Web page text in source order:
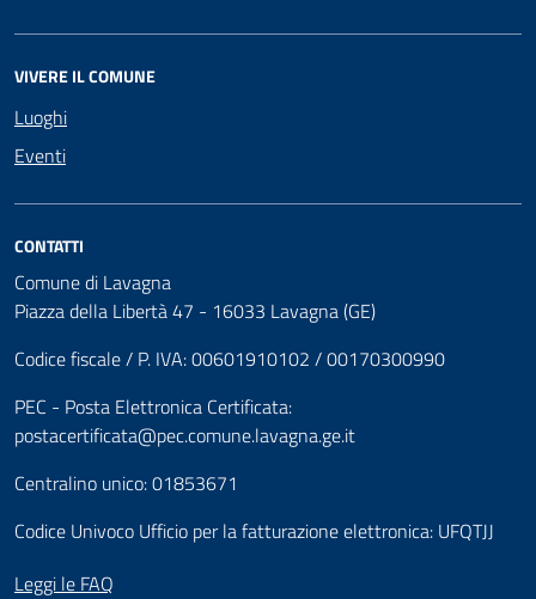
VIVERE IL COMUNE
Luoghi
Eventi
CONTATTI
Comune di Lavagna
Piazza della Libertà 47 - 16033 Lavagna (GE)
Codice fiscale / P. IVA: 00601910102 / 00170300990
PEC - Posta Elettronica Certificata:
postacertificata@pec.comune.lavagna.ge.it
Centralino unico: 01853671
Codice Univoco Ufficio per la fatturazione elettronica: UFQTJJ
Leggi le FAQ